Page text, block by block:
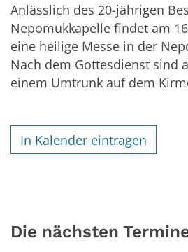
Anlässlich des 20-jährigen
Nepomukkapelle findet am
eine heilige Messe in der
Nach dem Gottesdienst sind
einem Umtrunk auf dem
In Kalender eintragen
Die nächsten